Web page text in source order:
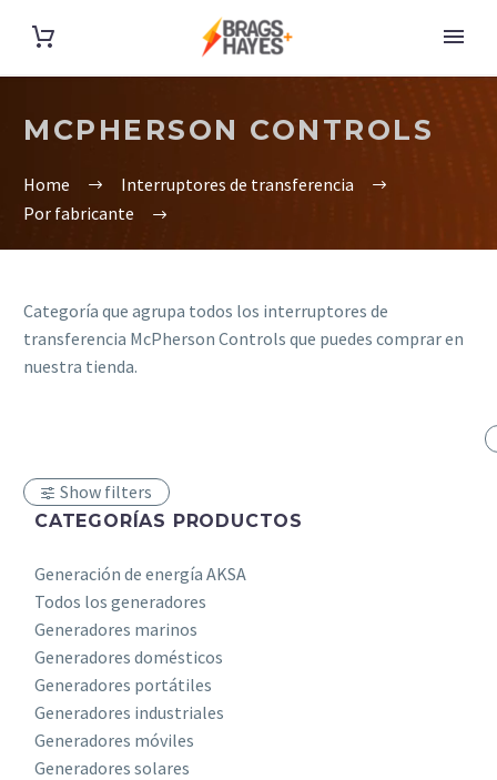
MCPHERSON CONTROLS
Home
Interruptores de transferencia
Por fabricante
Categoría que agrupa todos los interruptores de
transferencia McPherson Controls que puedes comprar en
nuestra tienda.
Show filters
CATEGORÍAS PRODUCTOS
Generación de energía AKSA
Todos los generadores
Generadores marinos
Generadores domésticos
Generadores portátiles
Generadores industriales
Generadores móviles
Generadores solares